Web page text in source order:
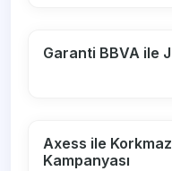
Garanti BBVA ile
Axess ile
Kampanyası